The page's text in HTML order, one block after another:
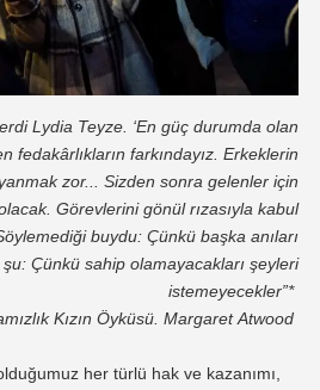
Lydia Teyze. ‘En güç durumda olan
fedakârlıkların farkındayız. Erkeklerin
zor..
. Sizden sonra gelenler için
Görevlerini gönül rızasıyla kabul
buydu: Çünkü başka anıları
Çünkü sahip olamayacakları şeyleri
istemeyecekler”*
Kızın Öyküsü . MargaretAtwood
her türlü hak ve kazanımı,